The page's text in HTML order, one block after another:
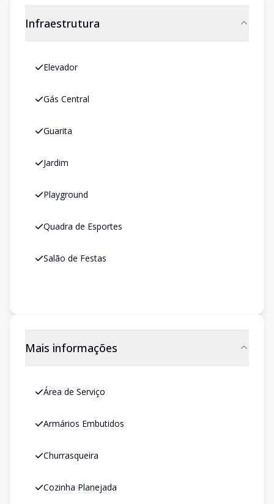
Infraestrutura
Elevador
Gás Central
Guarita
Jardim
Playground
Quadra de Esportes
Salão de Festas
Mais informações
Área de Serviço
Armários Embutidos
Churrasqueira
Cozinha Planejada